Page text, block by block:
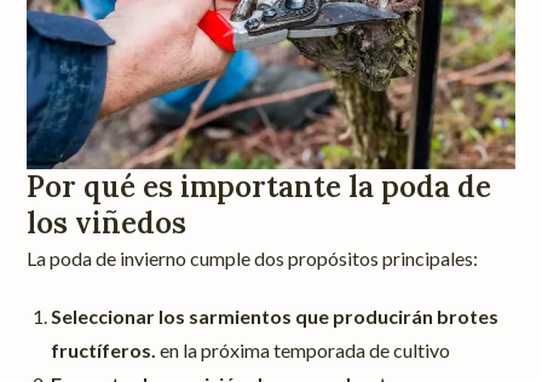
Por qué es importante la poda de
los viñedos
La poda de invierno cumple dos propósitos principales:
Seleccionar los sarmientos que producirán brotes
fructíferos. en la próxima temporada de cultivo